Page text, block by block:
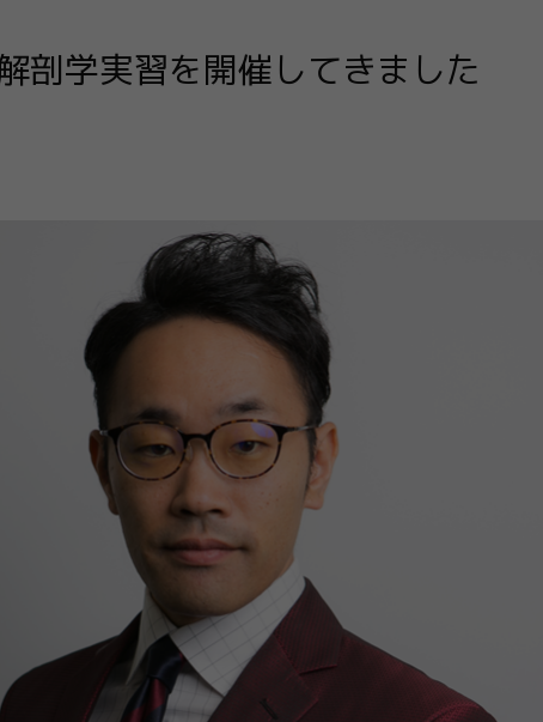
剖学実習を開催してきました